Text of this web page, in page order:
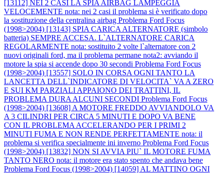
[13112] NEI 2 CASI LA SPIA AIRBAG LAMPEGGIA
VELOCEMENTE nota: nei 2 casi il problema si è verificato dopo
la sostituzione della centralina airbag Problema Ford Focus
(1998>2004) [13143] SPIA CARICA ALTERNATORE (simbolo
batteria) SEMPRE ACCESA. L`ALTERNATORE CARICA
REGOLARMENTE nota: sostituito 2 volte l`alternatore con 2
nuovi originali ford, ma il problema permane nota2: avviando il
motore la spia si accende dopo 30 secondi Problema Ford Focus
(1998>2004) [13557] SOLO IN CORSA OGNI TANTO LA
LANCETTA DELL`INDICATORE DI VELOCITA` VA A ZERO
E SUI KM PARZIALI APPAIONO DEI TRATTINI, IL
PROBLEMA DURA ALCUNI SECONDI Problema Ford Focus
(1998>2004) [13608] A MOTORE FREDDO AVVIANDOLO VA
A 3 CILINDRI PER CIRCA 5 MINUTI E DOPO VA BENE
CON IL PROBLEMA ACCELERANDO PER I PRIMI 2
MINUTI FUMA E NON RENDE PERFETTAMENTE nota: il
problema si verifica specialmente ini inverno Problema Ford Focus
(1998>2004) [13832] NON SI AVVIA PIU` IL MOTORE FUMA
TANTO NERO nota: il motore era stato spento che andava bene
Problema Ford Focus (1998>2004) [14059] AL MATTINO OGNI